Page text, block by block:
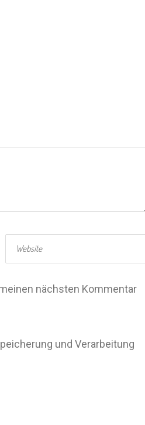
nächsten Kommentar
und Verarbeitung